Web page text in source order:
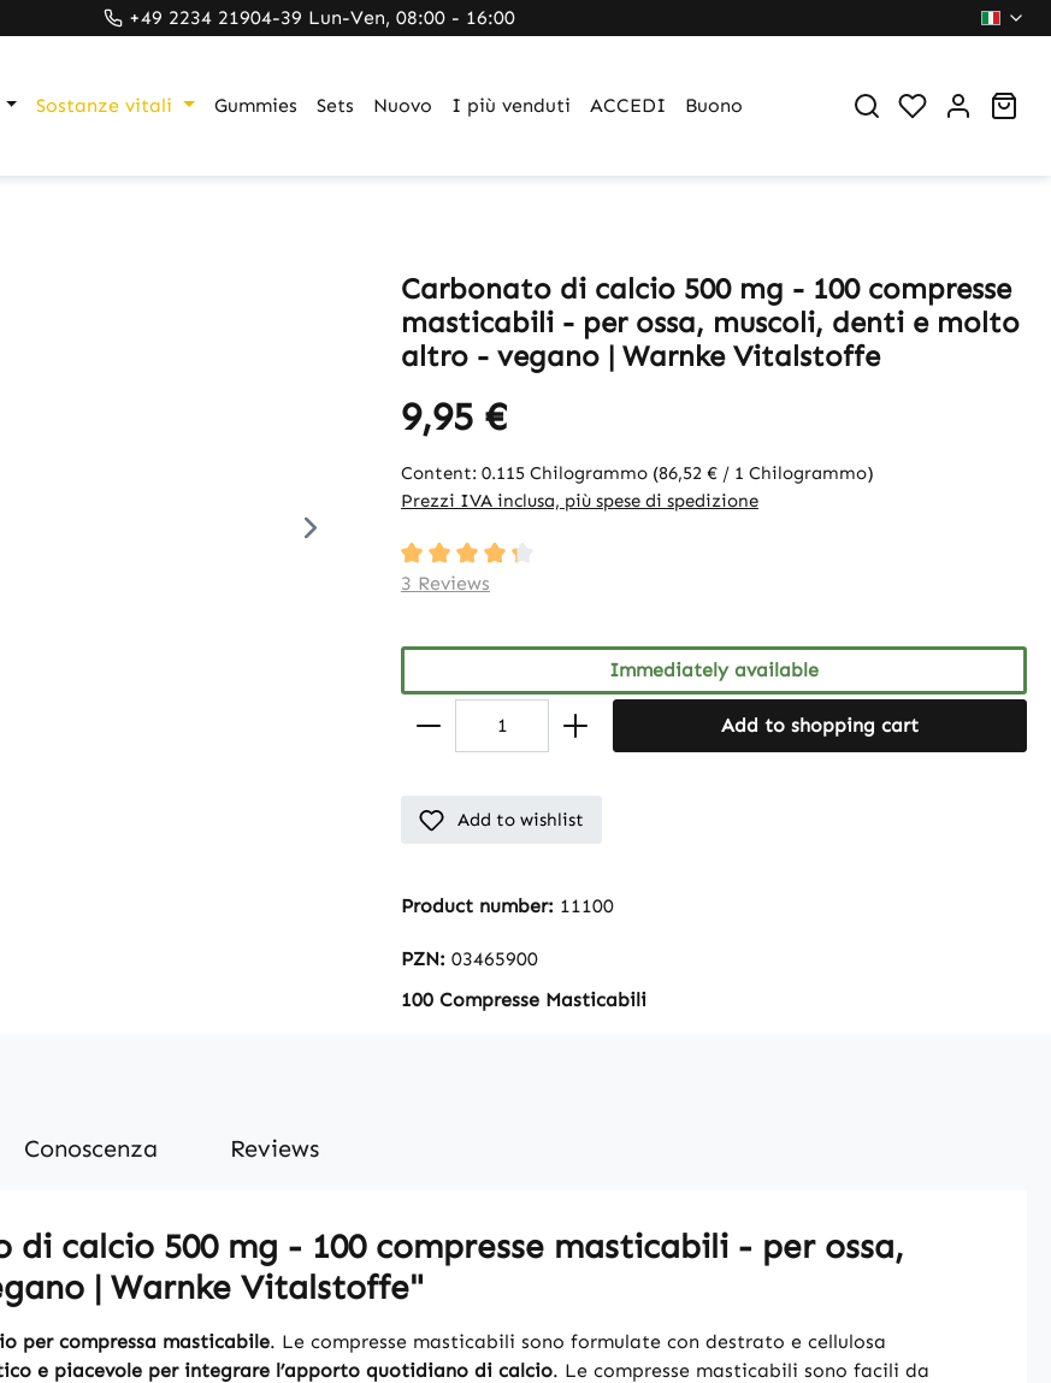
+49 2234 21904-39 Lun-Ven, 08:00 - 16:00
Sostanze vitali Gummies Sets Nuovo I più venduti ACCEDI Buono You have 0
Carbonato di calcio 500 mg - 100 compresse
masticabili - per ossa, muscoli, denti e molto
altro - vegano | Warnke Vitalstoffe
9,95 €
Content: 0.115 Chilogrammo (86,52 € / 1 Chilogrammo)
Prezzi IVA inclusa, più spese di spedizione
Average rating of 4.33 out of 5 stars
3 Reviews
Immediately available
Add to shopping cart
Add to wishlist
Product number: 11100
PZN: 03465900
100 Compresse Masticabili
Conoscenza Reviews
calcio 500 mg - 100 compresse masticabili - per ossa,
| Warnke Vitalstoffe"
per compressa masticabile. Le compresse masticabili sono formulate con destrato e cellulosa
e piacevole per integrare l’apporto quotidiano di calcio. Le compresse masticabili sono facili da